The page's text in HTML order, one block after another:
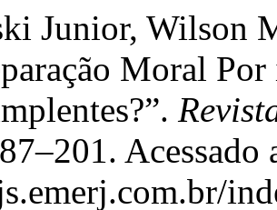
Junior, Wilson
Moral
Acessado